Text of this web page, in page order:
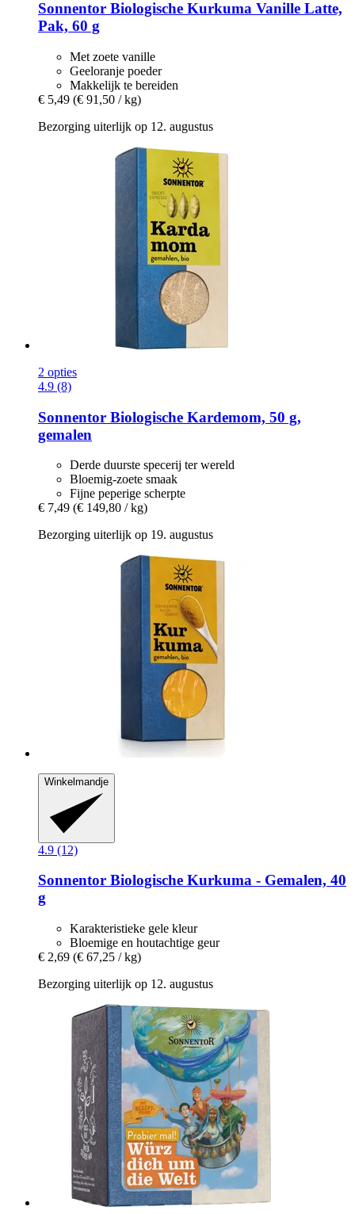
Sonnentor Biologische Kurkuma Vanille Latte,
Pak, 60 g
Met zoete vanille
Geeloranje poeder
Makkelijk te bereiden
€ 5,49 (€ 91,50 / kg)
Bezorging uiterlijk op 12. augustus
2 opties
4.9 (8)
Sonnentor Biologische Kardemom, 50 g,
gemalen
Derde duurste specerij ter wereld
Bloemig-zoete smaak
Fijne peperige scherpte
€ 7,49 (€ 149,80 / kg)
Bezorging uiterlijk op 19. augustus
Winkelmandje
4.9 (12)
Sonnentor Biologische Kurkuma -​ Gemalen, 40
g
Karakteristieke gele kleur
Bloemige en houtachtige geur
€ 2,69 (€ 67,25 / kg)
Bezorging uiterlijk op 12. augustus